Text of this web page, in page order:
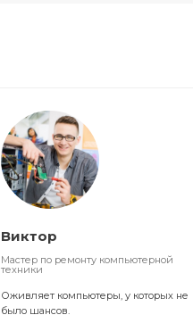
Виктор
Мастер по ремонту компьютерной
техники
Оживляет компьютеры, у которых не
было шансов.